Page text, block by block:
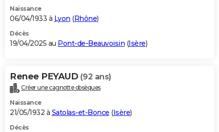
Naissance
06/04/1933 à Lyon (Rhône)
Décès
19/04/2025 au Pont-de-Beauvoisin (Isère)
Renee PEYAUD (92 ans)
Créer une cagnotte obsèques
Naissance
21/05/1932 à Satolas-et-Bonce (Isère)
Décès